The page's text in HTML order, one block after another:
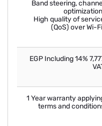
Band steering,
High quality of
(QoS) over Wi-
7,777 EGP Including 14%
1 Year warranty
terms and